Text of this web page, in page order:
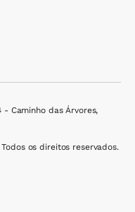
- Caminho das Árvores,
os direitos reservados.